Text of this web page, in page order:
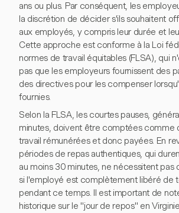
ans ou plus. Par conséquent, les
la discrétion de décider s'ils souhaitent
aux employés, y compris leur durée et
Cette approche est conforme à la Loi
normes de travail équitables (FLSA), qui
pas que les employeurs fournissent des
des directives pour les compenser
fournies.
Selon la FLSA, les courtes pauses,
minutes, doivent être comptées comme
travail rémunérées et donc payées. En
périodes de repas authentiques, qui
au moins 30 minutes, ne nécessitent pas
si l'employé est complètement libéré de
pendant ce temps. Il est important de
historique sur le "jour de repos" en